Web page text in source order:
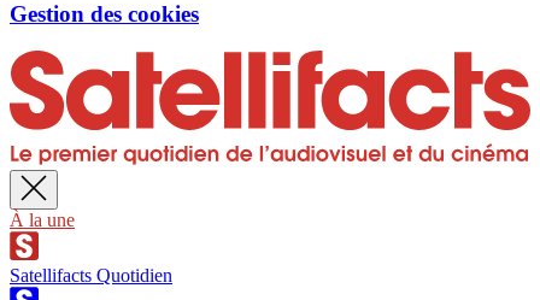
Gestion des cookies
À la une
Satellifacts Quotidien